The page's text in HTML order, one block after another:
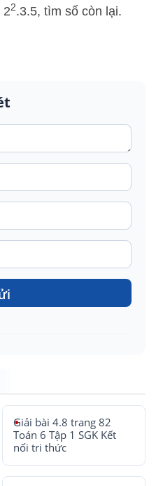
22.3.5, tìm số còn lại.
Giải bài 4.8 trang 82
Toán 6 Tập 1 SGK Kết
nối tri thức